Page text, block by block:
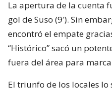
La apertura de la cuenta
gol de Suso (9′). Sin
encontró el empate
“Histórico” sacó un
fuera del área para
El triunfo de los locales lo